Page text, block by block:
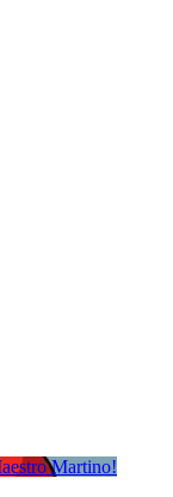
Martino!